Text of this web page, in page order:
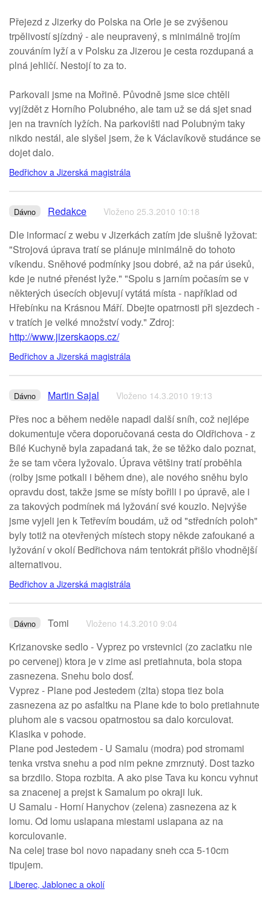
Přejezd z Jizerky do Polska na Orle je se zvýšenou
trpělivostí sjízdný - ale neupravený, s minimálně trojím
zouváním lyží a v Polsku za Jizerou je cesta rozdupaná a
plná jehličí. Nestojí to za to.
Parkovali jsme na Mořině. Původně jsme sice chtěli
vyjíždět z Horního Polubného, ale tam už se dá sjet snad
jen na travních lyžích. Na parkovišti nad Polubným taky
nikdo nestál, ale slyšel jsem, že k Václavíkově studánce se
dojet dalo.
Bedřichov a Jizerská magistrála
Dávno Redakce Vloženo 25.3.2010 10:18
Dle informací z webu v Jizerkách zatím jde slušně lyžovat:
"Strojová úprava tratí se plánuje minimálně do tohoto
víkendu. Sněhové podmínky jsou dobré, až na pár úseků,
kde je nutné přenést lyže." "Spolu s jarním počasím se v
některých úsecích objevují vytátá místa - například od
Hřebínku na Krásnou Máří. Dbejte opatrnosti při sjezdech -
v tratích je velké množství vody." Zdroj:
http://www.jizerskaops.cz/
Bedřichov a Jizerská magistrála
Dávno Martin Sajal Vloženo 14.3.2010 19:13
Přes noc a během neděle napadl další sníh, což nejlépe
dokumentuje včera doporučovaná cesta do Oldřichova - z
Bílé Kuchyně byla zapadaná tak, že se těžko dalo poznat,
že se tam včera lyžovalo. Úprava většiny tratí proběhla
(rolby jsme potkali i během dne), ale nového sněhu bylo
opravdu dost, takže jsme se místy bořili i po úpravě, ale i
za takových podmínek má lyžování své kouzlo. Nejvýše
jsme vyjeli jen k Tetřevím boudám, už od "středních poloh"
byly totiž na otevřených místech stopy někde zafoukané a
lyžování v okolí Bedřichova nám tentokrát přišlo vhodnější
alternativou.
Bedřichov a Jizerská magistrála
Dávno Tomi Vloženo 14.3.2010 9:04
Krizanovske sedlo - Vyprez po vrstevnici (zo zaciatku nie
po cervenej) ktora je v zime asi pretiahnuta, bola stopa
zasnezena. Snehu bolo dosť.
Vyprez - Plane pod Jestedem (zlta) stopa tiez bola
zasnezena az po asfaltku na Plane kde to bolo pretiahnute
pluhom ale s vacsou opatrnostou sa dalo korculovat.
Klasika v pohode.
Plane pod Jestedem - U Samalu (modra) pod stromami
tenka vrstva snehu a pod nim pekne zmrznutý. Dost tazko
sa brzdilo. Stopa rozbita. A ako pise Tava ku koncu vyhnut
sa znacenej a prejst k Samalum po okraji luk.
U Samalu - Horní Hanychov (zelena) zasnezena az k
lomu. Od lomu uslapana miestami uslapana az na
korculovanie.
Na celej trase bol novo napadany sneh cca 5-10cm
tipujem.
Liberec, Jablonec a okolí